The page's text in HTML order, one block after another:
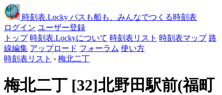
時刻表.Locky バスも船も、みんなでつくる時刻表
ログイン ユーザー登録
トップ 時刻表.Lockyについて 時刻表リスト 時刻表マップ 路
線編集 アップロード フォーラム 使い方
時刻表リスト › 梅北二丁
梅北二丁 [32]北野田駅前(福町